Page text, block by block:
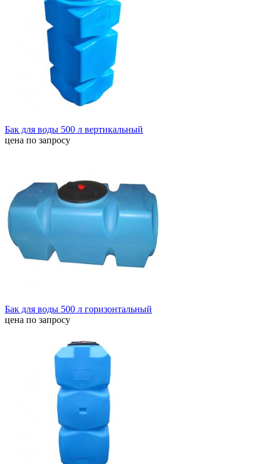
Бак для воды 500 л вертикальный
цена по запросу
Бак для воды 500 л горизонтальный
цена по запросу